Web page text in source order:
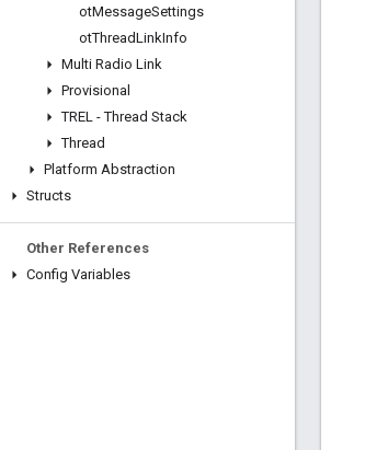
otMessageSettings
otThreadLinkInfo
Multi Radio Link
Provisional
TREL - Thread Stack
Thread
Platform Abstraction
Structs
Other References
Config Variables